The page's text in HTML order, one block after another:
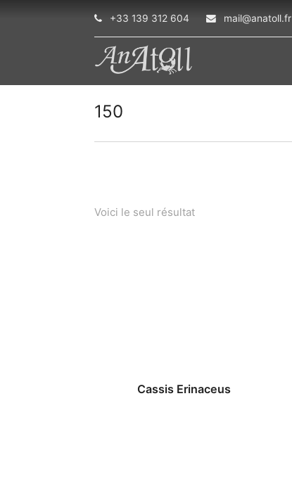
+33 139 312 604 mail@anatoll.fr
150
Voici le seul résultat
Cassis Erinaceus